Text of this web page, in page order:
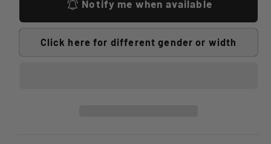
Notify me when available
Click here for different gender or width